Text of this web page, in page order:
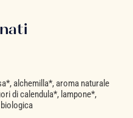
alchemilla*, aroma naturale
di calendula*, lampone*,